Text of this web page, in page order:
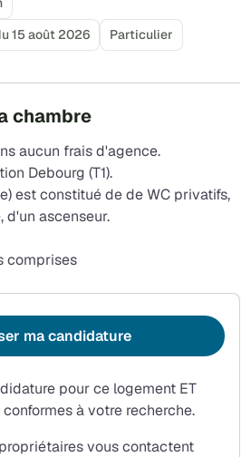
15 août 2026
Particulier
chambre
aucun frais d'agence.
Debourg (T1).
est constitué de de WC privatifs,
d'un ascenseur.
comprises
pour ce logement ET
à votre recherche.
vous contactent
ma candidature